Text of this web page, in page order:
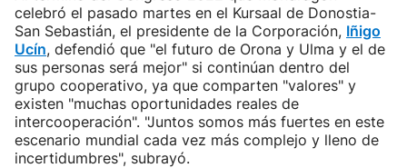
celebró el pasado martes en el Kursaal de Donostia-
San Sebastián, el presidente de la Corporación, Iñigo
Ucín, defendió que "el futuro de Orona y Ulma y el de
sus personas será mejor" si continúan dentro del
grupo cooperativo, ya que comparten "valores" y
existen "muchas oportunidades reales de
intercooperación". "Juntos somos más fuertes en este
escenario mundial cada vez más complejo y lleno de
incertidumbres", subrayó.